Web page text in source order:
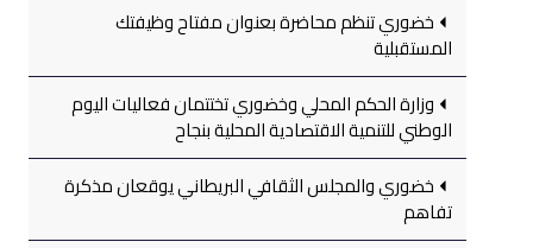
خضوري تنظم محاضرة بعنوان مفتاح وظيفتك
المستقبلية
وزارة الحكم المحلي وخضوري تختتمان فعاليات اليوم
الوطني للتنمية الاقتصادية المحلية بنجاح
خضوري والمجلس الثقافي البريطاني يوقعان مذكرة
تفاهم